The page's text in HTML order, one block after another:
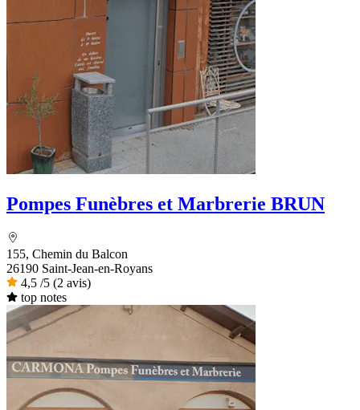
Pompes Funèbres et Marbrerie BRUN
155, Chemin du Balcon
26190 Saint-Jean-en-Royans
4,5 /5 (2 avis)
top notes